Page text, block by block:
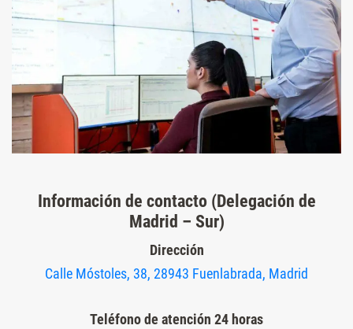
Información de contacto (Delegación de
Madrid – Sur)
Dirección
Calle Móstoles, 38, 28943 Fuenlabrada, Madrid
Teléfono de atención 24 horas